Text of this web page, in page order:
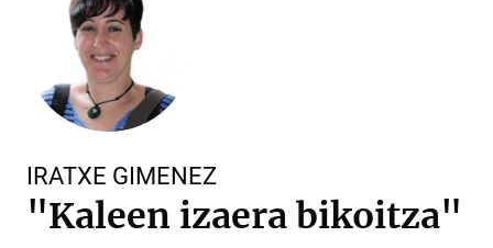
IRATXE GIMENEZ
"Kaleen izaera bikoitza"